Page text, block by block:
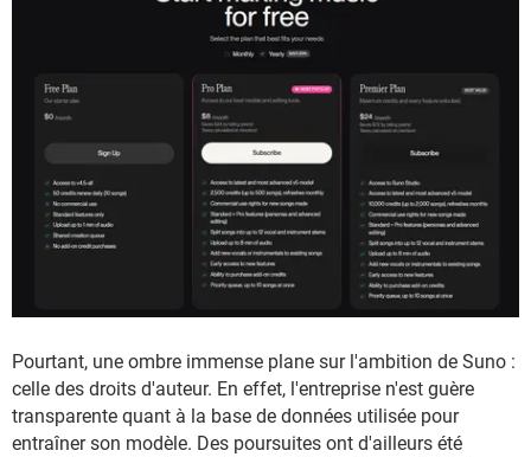
Pourtant, une ombre immense plane sur l'ambition de Suno :
celle des droits d'auteur. En effet, l'entreprise n'est guère
transparente quant à la base de données utilisée pour
entraîner son modèle. Des poursuites ont d'ailleurs été